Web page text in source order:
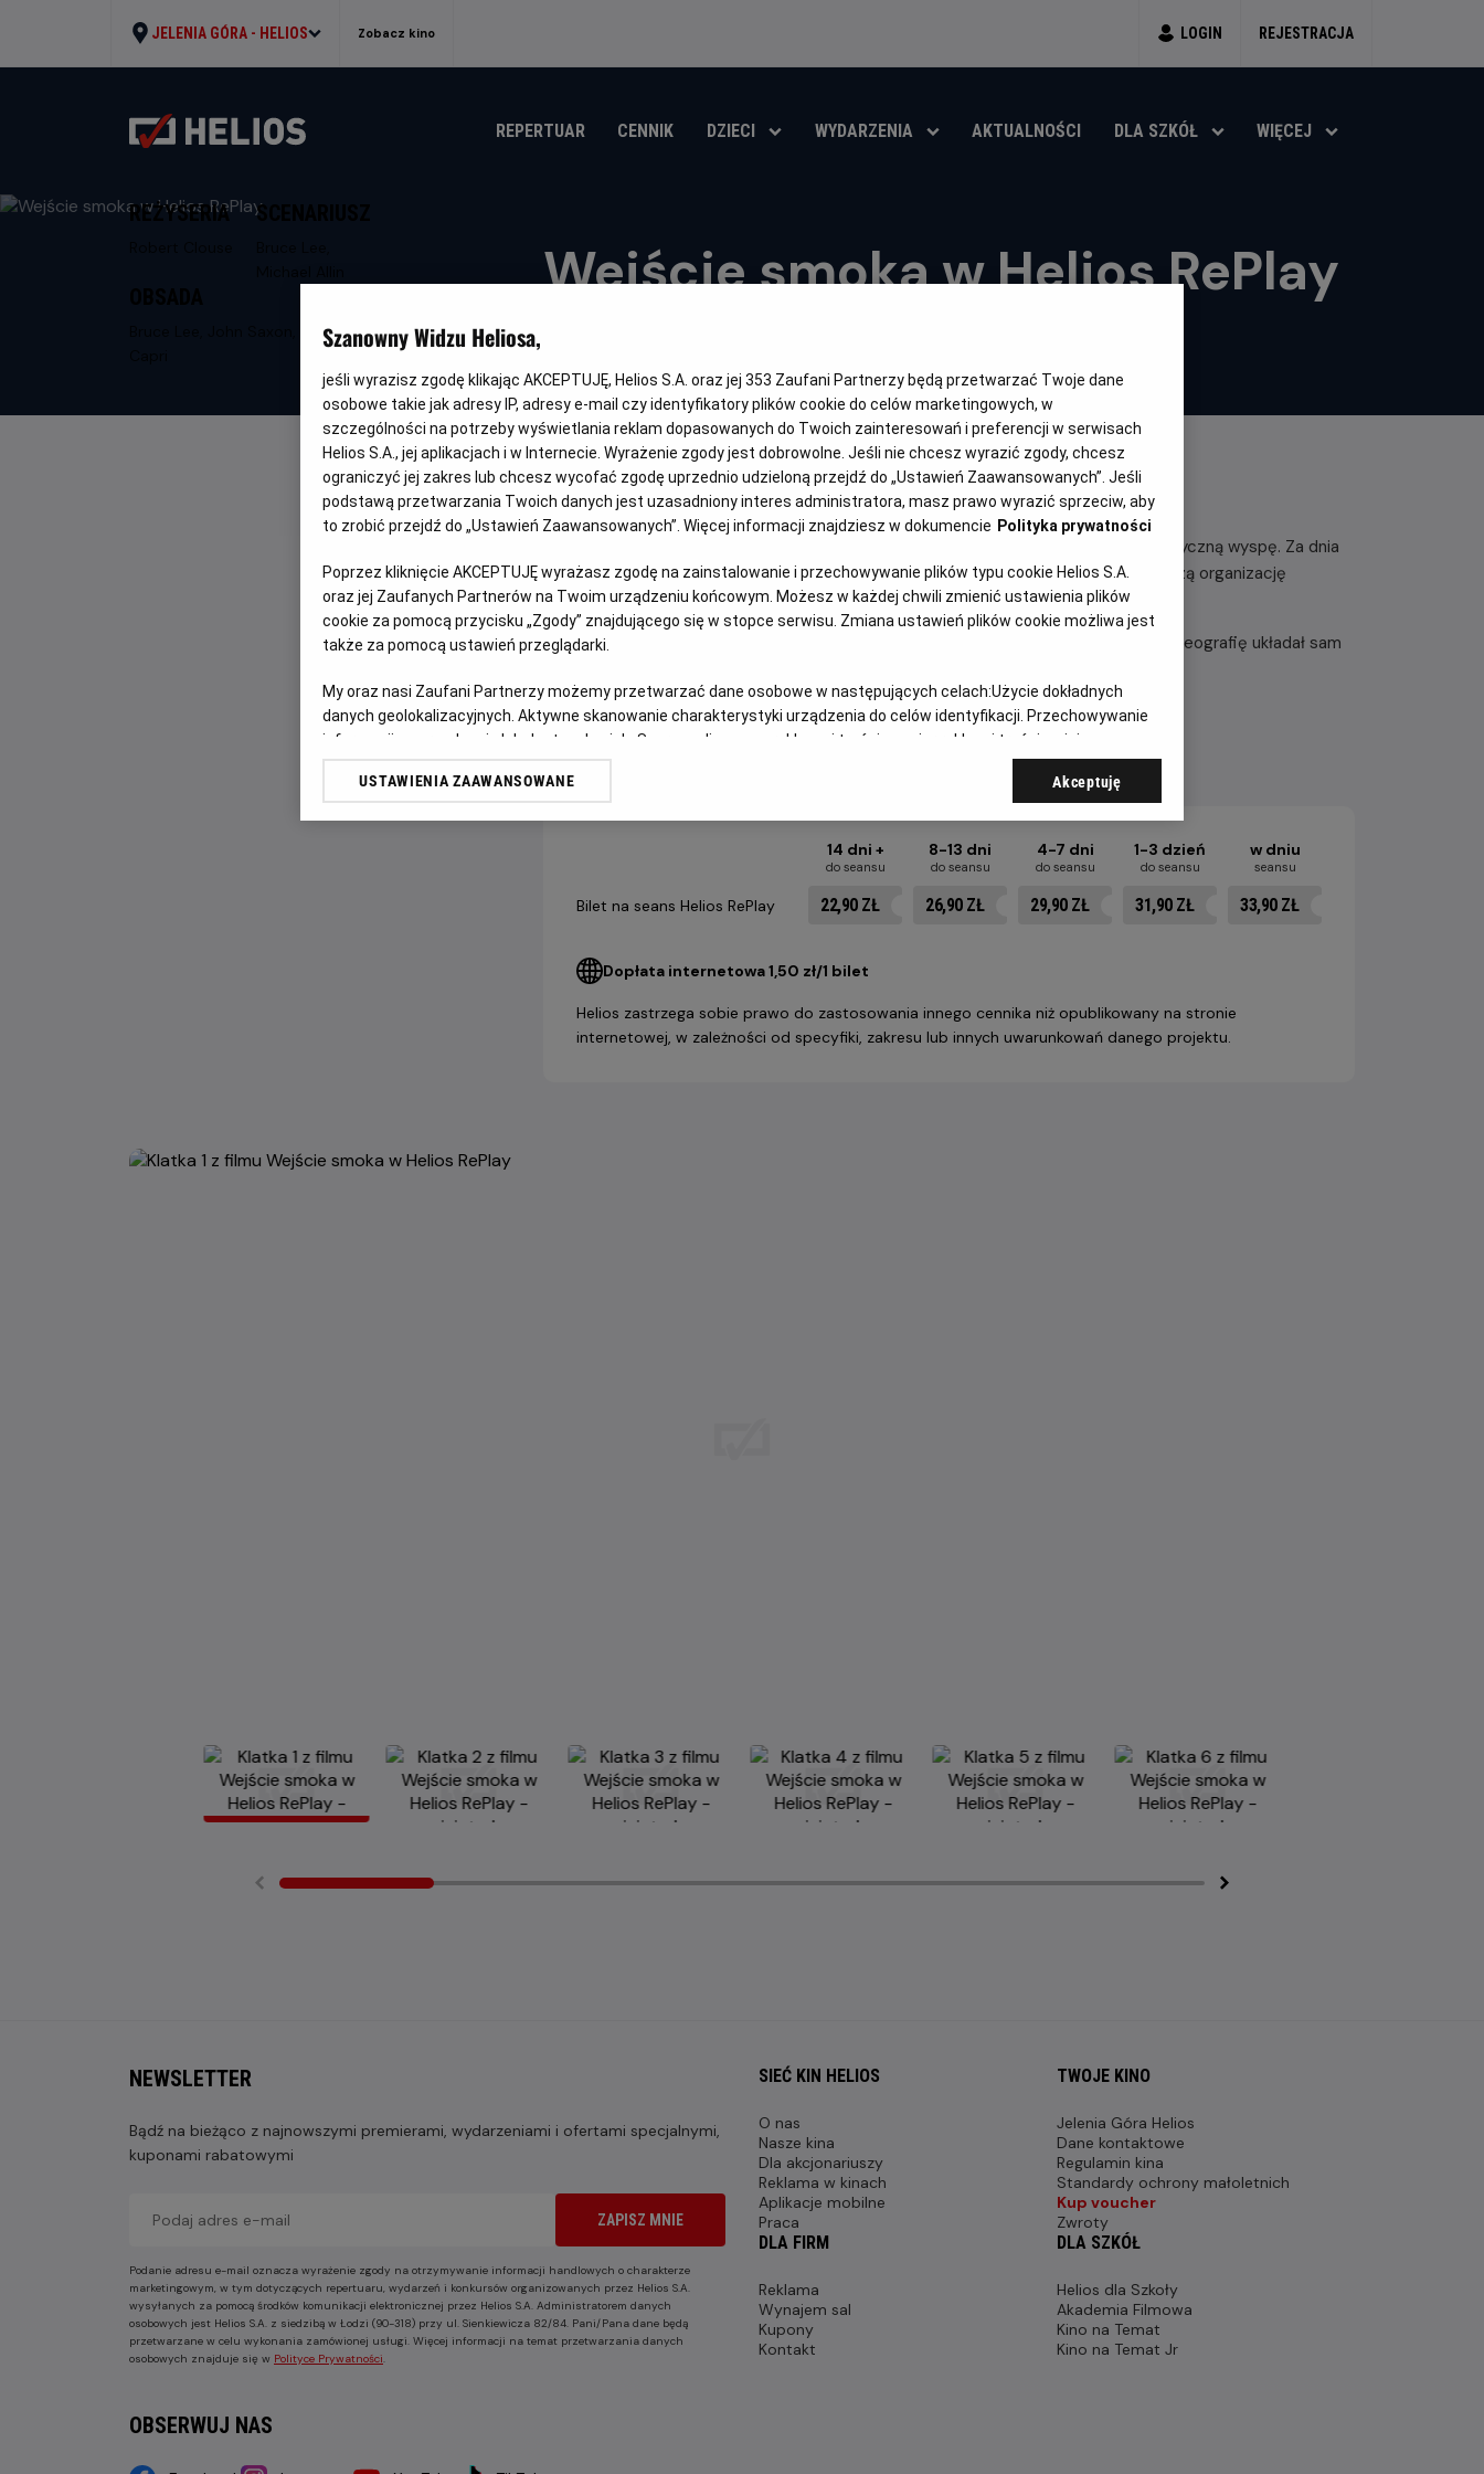
JELENIA GÓRA - HELIOS Zobacz kino LOGIN REJESTRACJA
REPERTUAR CENNIK DZIECI WYDARZENIA AKTUALNOŚCI DLA SZKÓŁ WIĘCEJ
Wejście smoka w Helios RePlay
REŻYSERIA SCENARIUSZ
Bruce Lee, John Saxon, Jim Kelly, Ahna
OPIS WYDARZENIA
Nakłoniony do współpracy z rządem mistrz kung-fu (Lee) zostaje wysłany na egzotyczną wyspę. Za dnia
uczestniczy w śmiertelnie niebezpiecznym turnieju, nocami zaś infiltruje przestępczą organizację
zajmującą się handlem narkotykami, której przewodzi bezlitosny Han.
Zaskakujące zwroty akcji, wspaniałe zdjęcia i efektowne sceny walki, do których choreografię układał sam
CENNIK
14 dni +
do seansu
8-13 dni
do seansu
4-7 dni
do seansu
1-3 dzień
do seansu
w dniu
seansu
Bilet na seans Helios RePlay 22,90 ZŁ 26,90 ZŁ 29,90 ZŁ 31,90 ZŁ 33,90 ZŁ
Dopłata internetowa 1,50 zł/1 bilet
Helios zastrzega sobie prawo do zastosowania innego cennika niż opublikowany na stronie
internetowej, w zależności od specyfiki, zakresu lub innych uwarunkowań danego projektu.
NEWSLETTER
Bądź na bieżąco z najnowszymi premierami, wydarzeniami i ofertami specjalnymi,
kuponami rabatowymi
ZAPISZ MNIE
Podanie adresu e-mail oznacza wyrażenie zgody na otrzymywanie informacji handlowych o charakterze
marketingowym, w tym dotyczących repertuaru, wydarzeń i konkursów organizowanych przez Helios S.A.
wysyłanych za pomocą środków komunikacji elektronicznej przez Helios S.A. Administratorem danych
osobowych jest Helios S.A. z siedzibą w Łodzi (90-318) przy ul. Sienkiewicza 82/84. Pani/Pana dane będą
przetwarzane w celu wykonania zamówionej usługi. Więcej informacji na temat przetwarzania danych
osobowych znajduje się w Polityce Prywatności.
OBSERWUJ NAS
SIEĆ KIN HELIOS
O nas
Nasze kina
Dla akcjonariuszy
Reklama w kinach
Aplikacje mobilne
Praca
TWOJE KINO
Jelenia Góra Helios
Dane kontaktowe
Regulamin kina
Standardy ochrony małoletnich
Kup voucher
Zwroty
DLA FIRM
Reklama
Wynajem sal
Kupony
Kontakt
DLA SZKÓŁ
Helios dla Szkoły
Akademia Filmowa
Kino na Temat
Kino na Temat Jr
Szanowny Widzu Heliosa,
jeśli wyrazisz zgodę klikając AKCEPTUJĘ, Helios S.A. oraz jej 353 Zaufani Partnerzy będą przetwarzać Twoje dane
osobowe takie jak adresy IP, adresy e-mail czy identyfikatory plików cookie do celów marketingowych, w
szczególności na potrzeby wyświetlania reklam dopasowanych do Twoich zainteresowań i preferencji w serwisach
Helios S.A., jej aplikacjach i w Internecie. Wyrażenie zgody jest dobrowolne. Jeśli nie chcesz wyrazić zgody, chcesz
ograniczyć jej zakres lub chcesz wycofać zgodę uprzednio udzieloną przejdź do „Ustawień Zaawansowanych”. Jeśli
podstawą przetwarzania Twoich danych jest uzasadniony interes administratora, masz prawo wyrazić sprzeciw, aby
to zrobić przejdź do „Ustawień Zaawansowanych”. Więcej informacji znajdziesz w dokumencie Polityka prywatności
Poprzez kliknięcie AKCEPTUJĘ wyrażasz zgodę na zainstalowanie i przechowywanie plików typu cookie Helios S.A.
oraz jej Zaufanych Partnerów na Twoim urządzeniu końcowym. Możesz w każdej chwili zmienić ustawienia plików
cookie za pomocą przycisku „Zgody” znajdującego się w stopce serwisu. Zmiana ustawień plików cookie możliwa jest
także za pomocą ustawień przeglądarki.
My oraz nasi Zaufani Partnerzy możemy przetwarzać dane osobowe w następujących celach:Użycie dokładnych
danych geolokalizacyjnych. Aktywne skanowanie charakterystyki urządzenia do celów identyfikacji. Przechowywanie
informacji na urządzeniu lub dostęp do nich. Spersonalizowane reklamy i treści, pomiar reklam i treści, opinie
odbiorców i ulepszanie usług.
USTAWIENIA ZAAWANSOWANE Akceptuję